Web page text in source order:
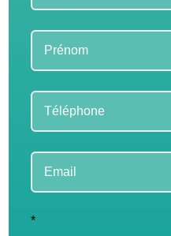
field
*